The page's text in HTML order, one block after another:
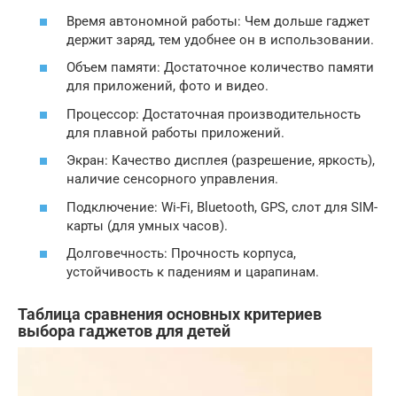
Время автономной работы: Чем дольше гаджет
держит заряд, тем удобнее он в использовании.
Объем памяти: Достаточное количество памяти
для приложений, фото и видео.
Процессор: Достаточная производительность
для плавной работы приложений.
Экран: Качество дисплея (разрешение, яркость),
наличие сенсорного управления.
Подключение: Wi-Fi, Bluetooth, GPS, слот для SIM-
карты (для умных часов).
Долговечность: Прочность корпуса,
устойчивость к падениям и царапинам.
Таблица сравнения основных критериев
выбора гаджетов для детей